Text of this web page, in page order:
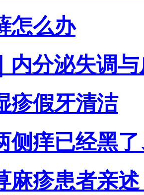
怎么办
内分泌失调
疹假牙清洁
侧痒已经黑
麻疹患者亲